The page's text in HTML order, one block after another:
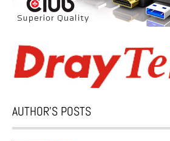
AUTHOR’S POSTS